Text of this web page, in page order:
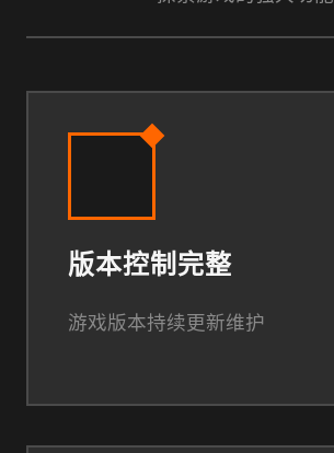
版本控制完整
游戏版本持续更新维护